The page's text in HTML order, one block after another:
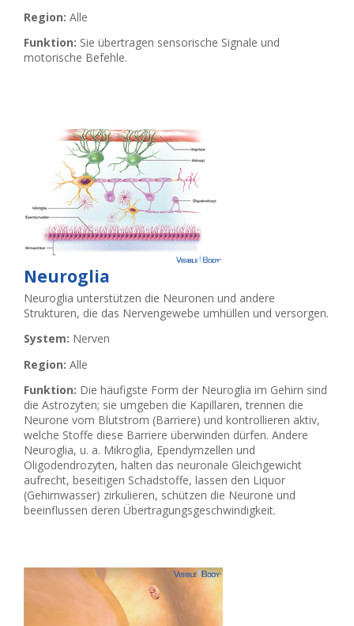
Region: Alle
Funktion: Sie übertragen sensorische Signale und
motorische Befehle.
Neuroglia
Neuroglia unterstützen die Neuronen und andere
Strukturen, die das Nervengewebe umhüllen und versorgen.
System: Nerven
Region: Alle
Funktion: Die häufigste Form der Neuroglia im Gehirn sind
die Astrozyten; sie umgeben die Kapillaren, trennen die
Neurone vom Blutstrom (Barriere) und kontrollieren aktiv,
welche Stoffe diese Barriere überwinden dürfen. Andere
Neuroglia, u. a. Mikroglia, Ependymzellen und
Oligodendrozyten, halten das neuronale Gleichgewicht
aufrecht, beseitigen Schadstoffe, lassen den Liquor
(Gehirnwasser) zirkulieren, schützen die Neurone und
beeinflussen deren Übertragungsgeschwindigkeit.